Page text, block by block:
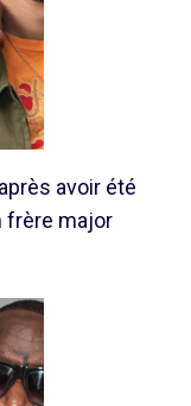
avoir été
frère major